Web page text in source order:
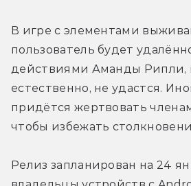
В игре с элементами
пользователь будет
действиями Аманды Рипли,
естественно, не удастся.
придётся жертвовать
чтобы избежать
Релиз запланирован на 24